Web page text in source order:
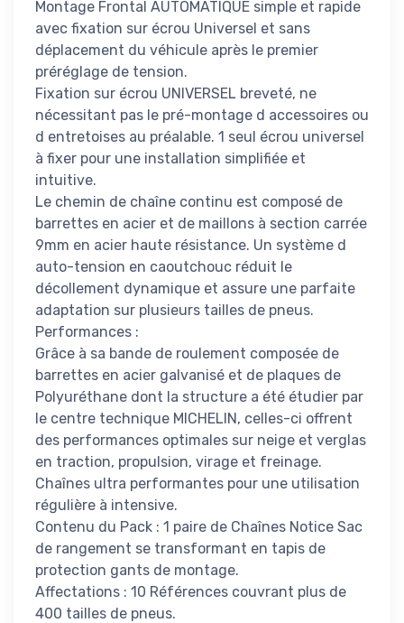
Montage Frontal AUTOMATIQUE simple et rapide
avec fixation sur écrou Universel et sans
déplacement du véhicule après le premier
préréglage de tension.
Fixation sur écrou UNIVERSEL breveté, ne
nécessitant pas le pré-montage d accessoires ou
d entretoises au préalable. 1 seul écrou universel
à fixer pour une installation simplifiée et
intuitive.
Le chemin de chaîne continu est composé de
barrettes en acier et de maillons à section carrée
9mm en acier haute résistance. Un système d
auto-tension en caoutchouc réduit le
décollement dynamique et assure une parfaite
adaptation sur plusieurs tailles de pneus.
Performances :
Grâce à sa bande de roulement composée de
barrettes en acier galvanisé et de plaques de
Polyuréthane dont la structure a été étudier par
le centre technique MICHELIN, celles-ci offrent
des performances optimales sur neige et verglas
en traction, propulsion, virage et freinage.
Chaînes ultra performantes pour une utilisation
régulière à intensive.
Contenu du Pack : 1 paire de Chaînes Notice Sac
de rangement se transformant en tapis de
protection gants de montage.
Affectations : 10 Références couvrant plus de
400 tailles de pneus.